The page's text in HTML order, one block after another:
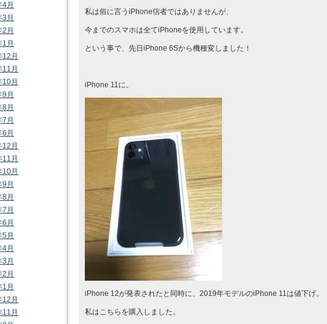
私は俗に言うiPhone信者ではありませんが、
今までのスマホは全てiPhoneを使用しています。
という事で、先日iPhone 6Sから機種変しました！
iPhone 11に。
iPhone 12が発表されたと同時に、2019年モデルのiPhone 11は値下げ。
私はこちらを購入しました。
月
月
月
月
月
月
月
月
月
月
月
月
月
月
月
月
月
月
月
月
月
月
月
月
月